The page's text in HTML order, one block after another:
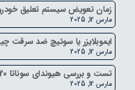
زمان تعویض سیستم تعلیق
مارس 12, 2025
ایموبلایزر یا سوئیچ ضد سرقت
مارس 12, 2025
تست و بررسی هیوندای سوناتا 2020 در کره جنوبی
مارس 12, 2025